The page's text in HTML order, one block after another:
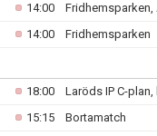
14:00
14:00 Fridhemsparken
18:00 Laröds IP C-
15:15 Bortamatch